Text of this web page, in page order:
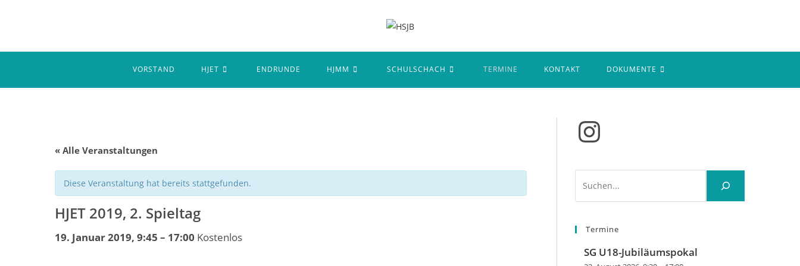
VORSTAND HJET ENDRUNDE HJMM SCHULSCHACH TERMINE KONTAKT DOKUMENTE
« Alle Veranstaltungen
Diese Veranstaltung hat bereits stattgefunden.
HJET 2019, 2. Spieltag
19. Januar 2019, 9:45 – 17:00 Kostenlos
Instagram
Termine
SG U18-Jubiläumspokal